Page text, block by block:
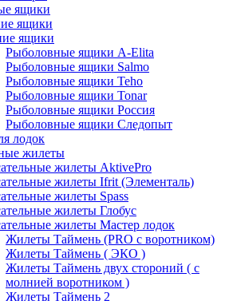
ящики
ящики
ящики
Рыболовные ящики A-Elita
Рыболовные ящики Salmo
Рыболовные ящики Teho
Рыболовные ящики Tonar
Рыболовные ящики Россия
Рыболовные ящики Следопыт
лодок
жилеты
жилеты AktivePro
жилеты Ifrit (Элементаль)
жилеты Spass
жилеты Глобус
жилеты Мастер лодок
Жилеты Таймень (PRO c воротником)
Жилеты Таймень ( ЭКО )
Жилеты Таймень двух стороний ( с
молнией воротником )
Жилеты Таймень 2